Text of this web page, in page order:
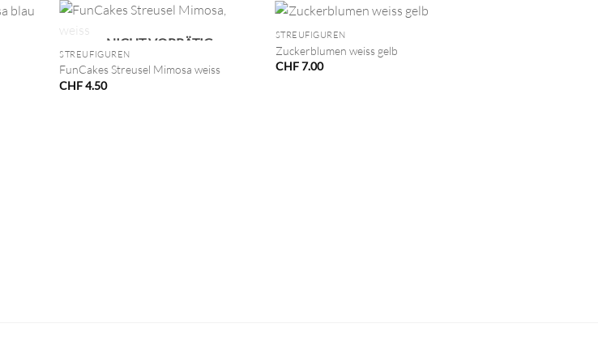
NICHT VORRÄTIG
STREUFIGUREN
FunCakes Streusel Mimosa weiss
CHF4.50
+
STREUFIGUREN
Zuckerblumen weiss gelb
CHF7.00